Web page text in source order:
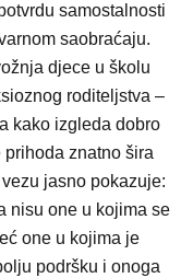
samostalnosti
saobraćaju.
djece u školu
roditeljstva –
kako izgleda dobro
znatno šira
jasno pokazuje:
nisu one u kojima se
one u kojima je
podršku i onoga